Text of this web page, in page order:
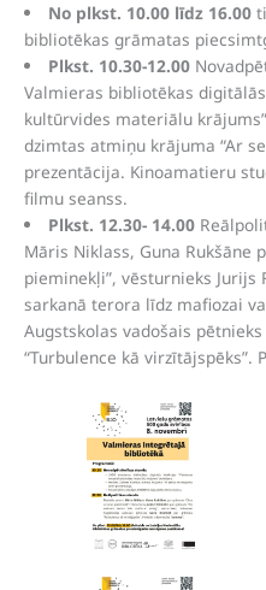
No plkst. 10.00 līdz 16.00
bibliotēkas grāmatas
Plkst. 10.30-12.00
Valmieras bibliotēkas
kultūrvides materiālu
dzimtas atmiņu krājuma “Ar
prezentācija. Kinoamatieru
filmu seanss.
Plkst. 12.30- 14.00
Māris Niklass, Guna Rukšāne
pieminekļi”, vēsturnieks Jurijs
sarkanā terora līdz mafiozai
Augstskolas vadošais
“Turbulence kā virzītājspēks”.